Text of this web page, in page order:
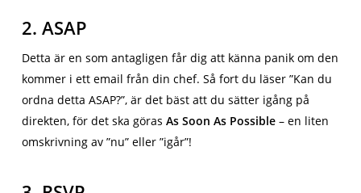
2. ASAP
Detta är en som antagligen får dig att känna panik om den
kommer i ett email från din chef. Så fort du läser ”Kan du
ordna detta ASAP?”, är det bäst att du sätter igång på
direkten, för det ska göras As Soon As Possible – en liten
omskrivning av ”nu” eller ”igår”!